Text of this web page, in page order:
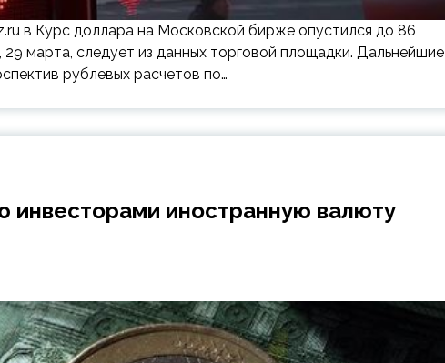
в Курс доллара на Московской бирже опустился до 86
марта, следует из данных торговой площадки. Дальнейшие
рублевых расчетов по…
инвесторами иностранную валюту